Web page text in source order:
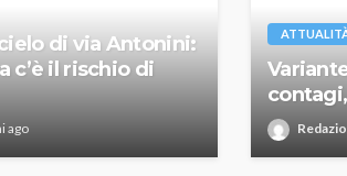
di via Antonini:
c’è il rischio di
ago